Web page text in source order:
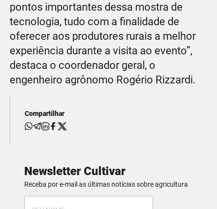
pontos importantes dessa mostra de
tecnologia, tudo com a finalidade de
oferecer aos produtores rurais a melhor
experiência durante a visita ao evento”,
destaca o coordenador geral, o
engenheiro agrônomo Rogério Rizzardi.
Compartilhar
Newsletter Cultivar
Receba por e-mail as últimas notícias sobre agricultura